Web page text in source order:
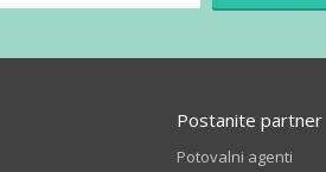
Postanite partner
Potovalni agenti